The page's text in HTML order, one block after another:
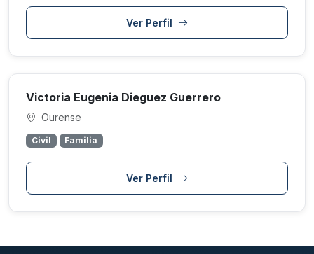
Ver Perfil
Victoria Eugenia Dieguez Guerrero
Ourense
Civil Familia
Ver Perfil